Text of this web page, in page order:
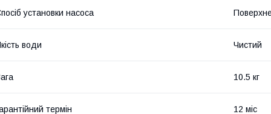
установки насоса
води Чистий
10.5 кг
термін 12 міс